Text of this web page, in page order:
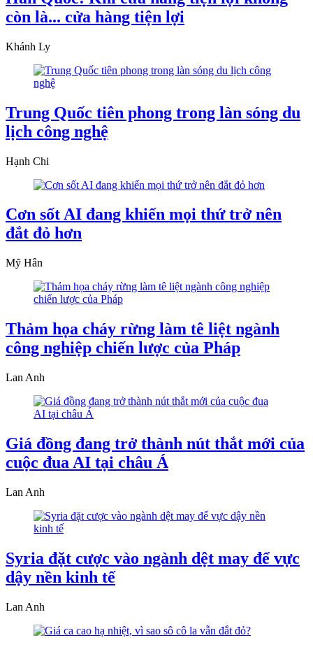
còn là... cửa hàng tiện lợi
Khánh Ly
Trung Quốc tiên phong trong làn sóng du
lịch công nghệ
Hạnh Chi
Cơn sốt AI đang khiến mọi thứ trở nên
đắt đỏ hơn
Mỹ Hân
Thảm họa cháy rừng làm tê liệt ngành
công nghiệp chiến lược của Pháp
Lan Anh
Giá đồng đang trở thành nút thắt mới của
cuộc đua AI tại châu Á
Lan Anh
Syria đặt cược vào ngành dệt may để vực
dậy nền kinh tế
Lan Anh